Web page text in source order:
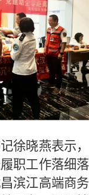
徐晓燕表示，
职工作落细落
滨江高端商务